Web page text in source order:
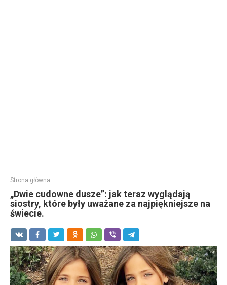
Strona główna
„Dwie cudowne dusze”: jak teraz wyglądają
siostry, które były uważane za najpiękniejsze na
świecie.